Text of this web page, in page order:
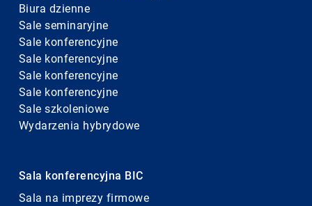
Biura dzienne
Sale seminaryjne
Sale konferencyjne
Sale konferencyjne
Sale konferencyjne
Sale konferencyjne
Sale szkoleniowe
Wydarzenia hybrydowe
Sala konferencyjna BIC
Sala na imprezy firmowe